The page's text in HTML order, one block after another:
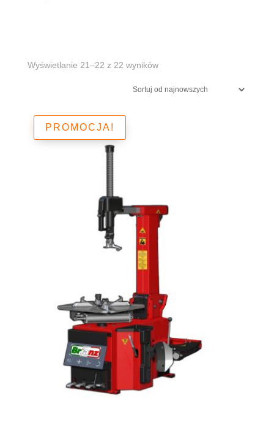
Wyświetlanie 21–22 z 22 wynikówPosortowane
PROMOCJA!